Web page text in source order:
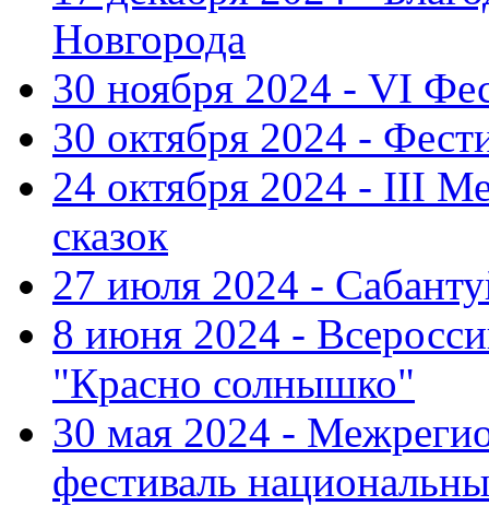
Новгорода
30 ноября 2024 - VI
30 октября 2024 -
24 октября 2024 - III
сказок
27 июля 2024 -
8 июня 2024 -
"Красно солнышко"
30 мая 2024 -
фестиваль